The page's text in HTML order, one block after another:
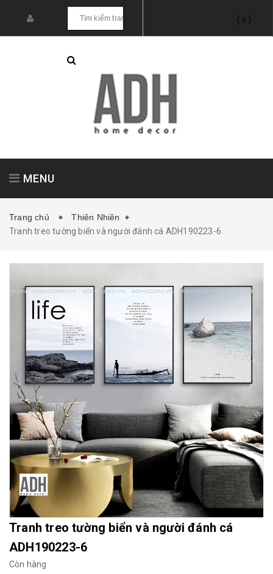
( 0 )
MENU
Tranh treo tường
Mua File Tranh Tranh Thực Tế
Thế giới Decor Giới thiệu
Trang chủ
Thiên Nhiên
Tranh treo tường biển và người đánh cá ADH190223-6
Tranh treo tường biển và người đánh cá
ADH190223-6
Còn hàng